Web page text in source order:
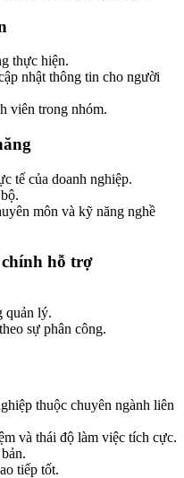
thực hiện.
nhật thông tin cho người
viên trong nhóm.
tế của doanh nghiệp.
môn và kỹ năng nghề
chính hỗ trợ
quản lý.
sự phân công.
thuộc chuyên ngành liên
và thái độ làm việc tích cực.
tiếp tốt.